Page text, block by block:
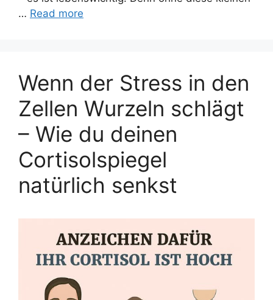
… Read more
Wenn der Stress in den
Zellen Wurzeln schlägt
– Wie du deinen
Cortisolspiegel
natürlich senkst